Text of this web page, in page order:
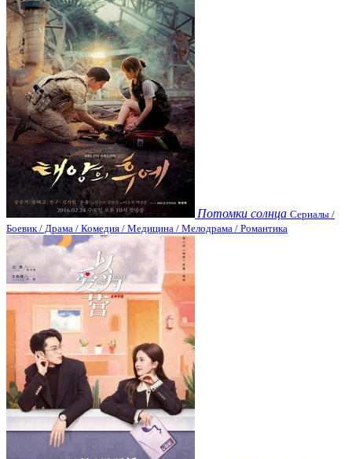
Потомки солнца Сериалы /
Боевик / Драма / Комедия / Медицина / Мелодрама / Романтика